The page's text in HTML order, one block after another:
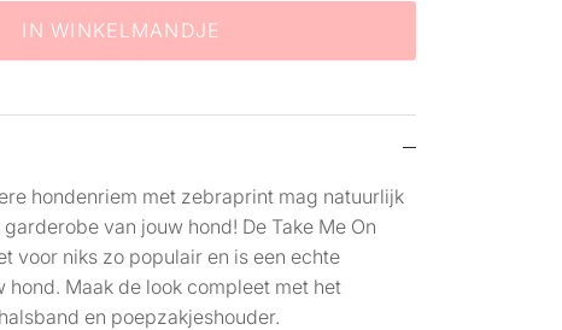
IN WINKELMANDJE
hondenriem met zebraprint mag natuurlijk
van jouw hond! De Take Me On
voor niks zo populair en is een echte
hond. Maak de look compleet met het
en poepzakjeshouder.